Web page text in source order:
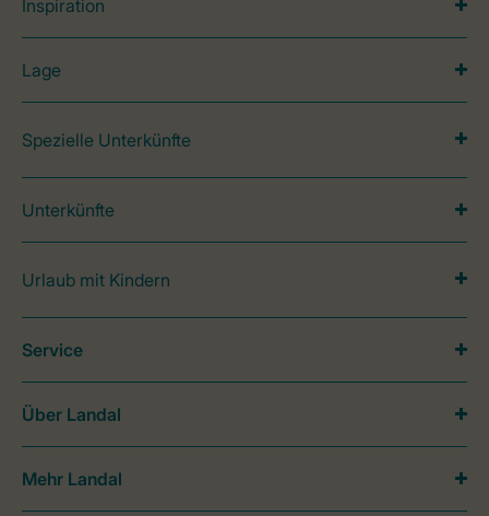
Inspiration
Lage
Spezielle Unterkünfte
Unterkünfte
Urlaub mit Kindern
Service
Über Landal
Mehr Landal